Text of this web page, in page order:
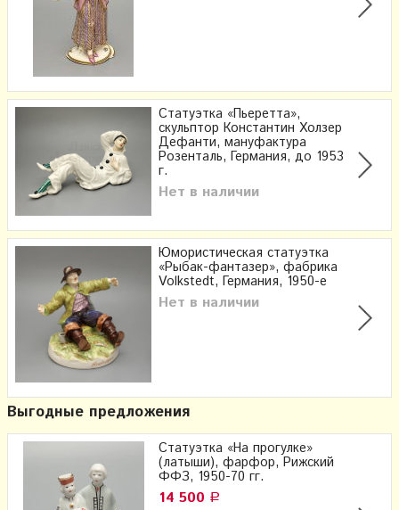
Статуэтка «Пьеретта»,
скульптор Константин Холзер
Дефанти, мануфактура
Розенталь, Германия, до 1953
г.
Нет в наличии
Юмористическая статуэтка
«Рыбак-фантазер», фабрика
Volkstedt, Германия, 1950-е
Нет в наличии
Выгодные предложения
Статуэтка «На прогулке»
(латыши), фарфор, Рижский
ФФЗ, 1950-70 гг.
14 500 Р